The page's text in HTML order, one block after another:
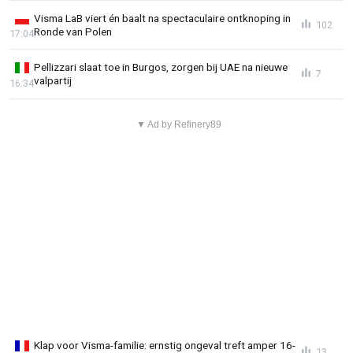
Visma LaB viert én baalt na spectaculaire ontknoping in
Ronde van Polen
17:04
102
Pellizzari slaat toe in Burgos, zorgen bij UAE na nieuwe
valpartij
16:34
7
▼ Ad by Refinery89
Klap voor Visma-familie: ernstig ongeval treft amper 16-